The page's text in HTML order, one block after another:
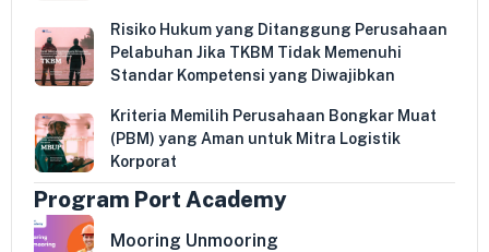
Risiko Hukum yang Ditanggung Perusahaan
Pelabuhan Jika TKBM Tidak Memenuhi
Standar Kompetensi yang Diwajibkan
Kriteria Memilih Perusahaan Bongkar Muat
(PBM) yang Aman untuk Mitra Logistik
Korporat
Program Port Academy
Mooring Unmooring